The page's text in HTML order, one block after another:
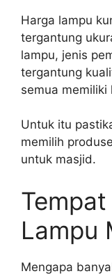
Harga lampu
tergantung
lampu, jenis
tergantung
semua
Untuk itu
memilih
untuk masjid.
Lampu
Mengapa